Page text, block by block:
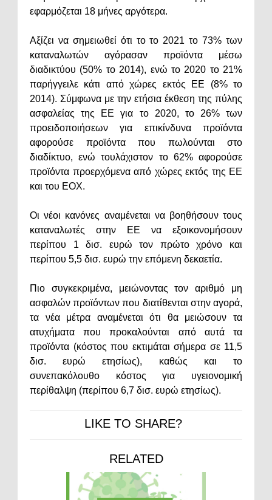
εφαρμόζεται 18 μήνες αργότερα.
Αξίζει να σημειωθεί ότι το το 2021 το 73% των
καταναλωτών αγόρασαν προϊόντα μέσω
διαδικτύου (50% το 2014), ενώ το 2020 το 21%
παρήγγειλε κάτι από χώρες εκτός ΕΕ (8% το
2014). Σύμφωνα με την ετήσια έκθεση της πύλης
ασφαλείας της ΕΕ για το 2020, το 26% των
προειδοποιήσεων για επικίνδυνα προϊόντα
αφορούσε προϊόντα που πωλούνται στο
διαδίκτυο, ενώ τουλάχιστον το 62% αφορούσε
προϊόντα προερχόμενα από χώρες εκτός της ΕΕ
και του ΕΟΧ.
Οι νέοι κανόνες αναμένεται να βοηθήσουν τους
καταναλωτές στην ΕΕ να εξοικονομήσουν
περίπου 1 δισ. ευρώ τον πρώτο χρόνο και
περίπου 5,5 δισ. ευρώ την επόμενη δεκαετία.
Πιο συγκεκριμένα, μειώνοντας τον αριθμό μη
ασφαλών προϊόντων που διατίθενται στην αγορά,
τα νέα μέτρα αναμένεται ότι θα μειώσουν τα
ατυχήματα που προκαλούνται από αυτά τα
προϊόντα (κόστος που εκτιμάται σήμερα σε 11,5
δισ. ευρώ ετησίως), καθώς και το
συνεπακόλουθο κόστος για υγειονομική
περίθαλψη (περίπου 6,7 δισ. ευρώ ετησίως).
LIKE TO SHARE?
RELATED